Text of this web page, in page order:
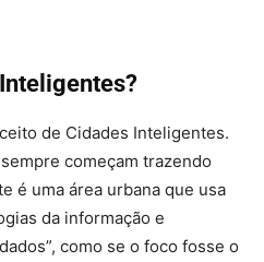
de Cidades Inteligentes.
começam trazendo
é uma área urbana que usa
da informação e
como se o foco fosse o